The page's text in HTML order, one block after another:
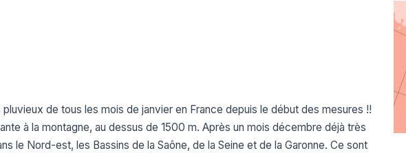
de tous les mois de janvier en France depuis le début des mesures !!
à la montagne, au dessus de 1500 m. Après un mois décembre déjà très
le Nord-est, les Bassins de la Saône, de la Seine et de la Garonne. Ce sont